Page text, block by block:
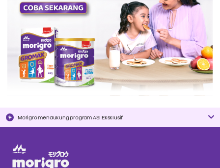
Morigro mendukung program ASI Eksklusif